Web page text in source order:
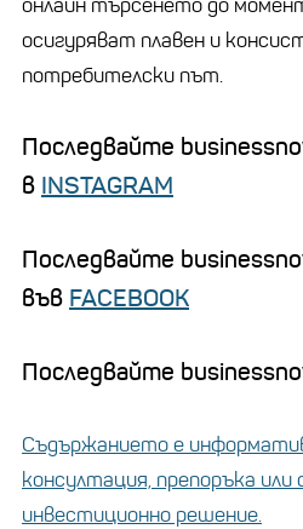
онлайн търсенето до
осигуряват плавен и
потребителски път.
Последвайте
в INSTAGRAM
Последвайте
във FACEBOOK
Последвайте
Съдържанието е
консултация, препоръка или
инвестиционно решение.